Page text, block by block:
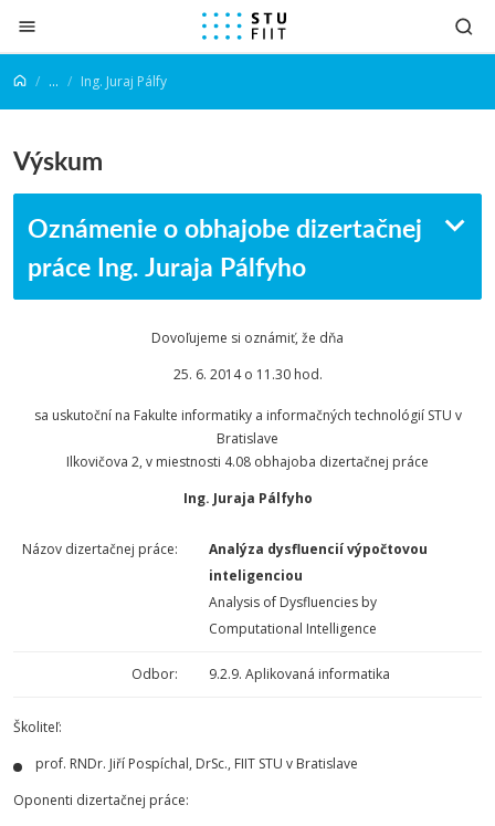
Prejsť na obsah
... Ing. Juraj Pálfy
Výskum
Oznámenie o obhajobe dizertačnej
práce Ing. Juraja Pálfyho
Dovoľujeme si oznámiť, že dňa
25. 6. 2014 o 11.30 hod.
sa uskutoční na Fakulte informatiky a informačných technológií STU v
Bratislave
Ilkovičova 2, v miestnosti 4.08 obhajoba dizertačnej práce
Ing. Juraja Pálfyho
Názov dizertačnej práce:
Analýza dysfluencií výpočtovou
inteligenciou
Analysis of Dysfluencies by
Computational Intelligence
Odbor: 9.2.9. Aplikovaná informatika
Školiteľ:
prof. RNDr. Jiří Pospíchal, DrSc., FIIT STU v Bratislave
Oponenti dizertačnej práce: